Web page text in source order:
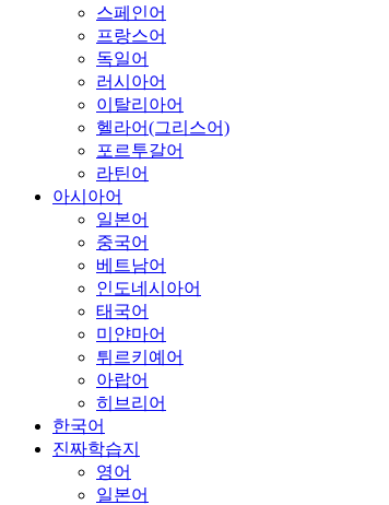
스페인어
프랑스어
독일어
러시아어
이탈리아어
헬라어(그리스어)
포르투갈어
라틴어
아시아어
일본어
중국어
베트남어
인도네시아어
태국어
미얀마어
튀르키예어
아랍어
히브리어
한국어
진짜학습지
영어
일본어